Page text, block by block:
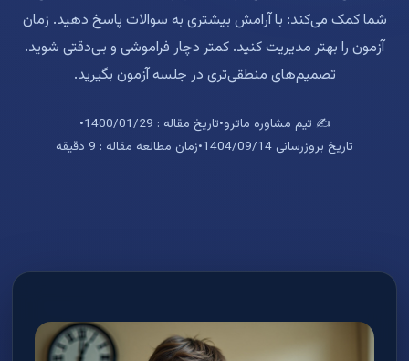
شما کمک می‌کند: با آرامش بیشتری به سوالات پاسخ دهید. زمان
آزمون را بهتر مدیریت کنید. کمتر دچار فراموشی و بی‌دقتی شوید.
تصمیم‌های منطقی‌تری در جلسه آزمون بگیرید.
✍️ تیم مشاوره ماترو•تاریخ مقاله : 1400/01/29
•
تاریخ بروزرسانی 1404/09/14
•زمان مطالعه مقاله : 9 دقیقه